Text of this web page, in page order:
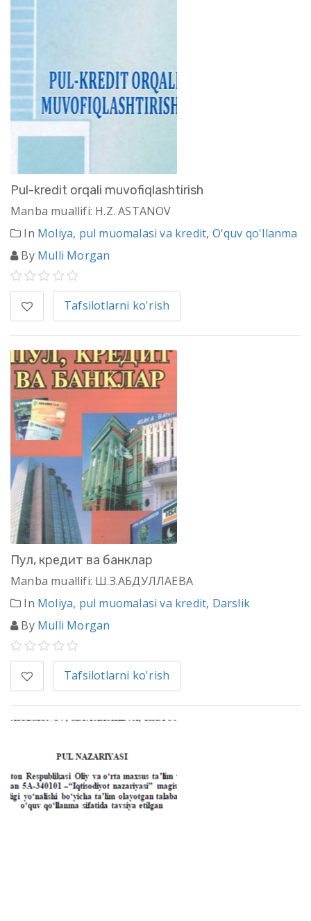
Pul-kredit orqali muvofiqlashtirish
Manba muallifi: H.Z. ASTANOV
In Moliya, pul muomalasi va kredit, O'quv qo'llanma
By Mulli Morgan
Tafsilotlarni ko'rish
Пул, кредит ва банклар
Manba muallifi: Ш.З.АБДУЛЛАЕВА
In Moliya, pul muomalasi va kredit, Darslik
By Mulli Morgan
Tafsilotlarni ko'rish